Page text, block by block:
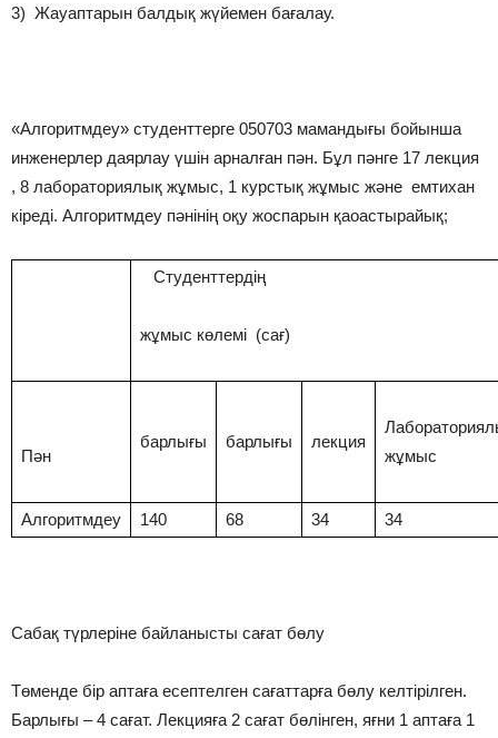
3) Жауаптарын балдық жүйемен бағалау.
«Алгоритмдеу» студенттерге 050703 мамандығы бойынша
инженерлер даярлау үшін арналған пән. Бұл пәнге 17 лекция
, 8 лабораториялық жұмыс, 1 курстық жұмыс және емтихан
кіреді. Алгоритмдеу пәнінің оқу жоспарын қаоастырайық;
Студенттердің
жұмыс көлемі (сағ)
Пән
барлығы барлығы лекция
жұмыс
Алгоритмдеу 140 68 34 34
Сабақ түрлеріне байланысты сағат бөлу
Төменде бір аптаға есептелген сағаттарға бөлу келтірілген.
Барлығы – 4 сағат. Лекцияға 2 сағат бөлінген, яғни 1 аптаға 1